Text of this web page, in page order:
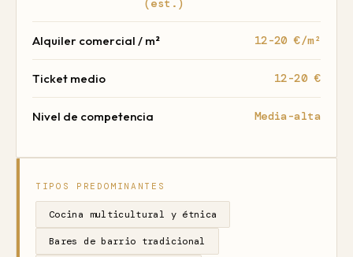
(est.)
Alquiler comercial / m² 12-20 €/m²
Ticket medio 12-20 €
Nivel de competencia Media-alta
TIPOS PREDOMINANTES
Cocina multicultural y étnica
Bares de barrio tradicional